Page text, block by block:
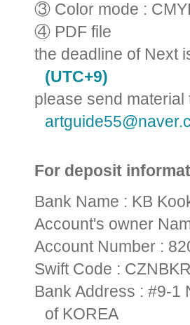
③ Color mode :
④ PDF file
the deadline of Next
(UTC+9)
please send
For deposit
Bank Name : KB
Account's owner
Account Number :
Swift Code :
Bank Address : #9-1
of KOREA